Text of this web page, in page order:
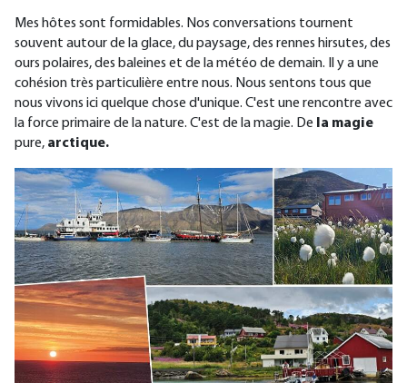
Mes hôtes sont formidables. Nos conversations tournent
souvent autour de la glace, du paysage, des rennes hirsutes, des
ours polaires, des baleines et de la météo de demain. Il y a une
cohésion très particulière entre nous. Nous sentons tous que
nous vivons ici quelque chose d'unique. C'est une rencontre avec
la force primaire de la nature. C'est de la magie. De
la magie
pure, arctique.